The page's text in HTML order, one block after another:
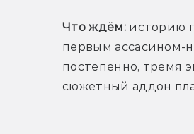
Что ждём: историю
первым ассасином-
постепенно, тремя
сюжетный аддон